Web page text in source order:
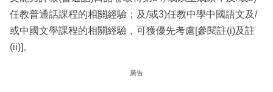
任教普通話課程的相關經驗；及/或3)任教中學中國語文及/
或中國文學課程的相關經驗，可獲優先考慮[參閱註(i)及註
(ii)]。
廣告